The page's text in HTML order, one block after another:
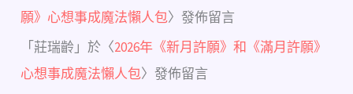
願》心想事成魔法懶人包〉發佈留言
「莊瑞齡 」於〈2026年《新月許願》和《滿月許願》
心想事成魔法懶人包〉發佈留言